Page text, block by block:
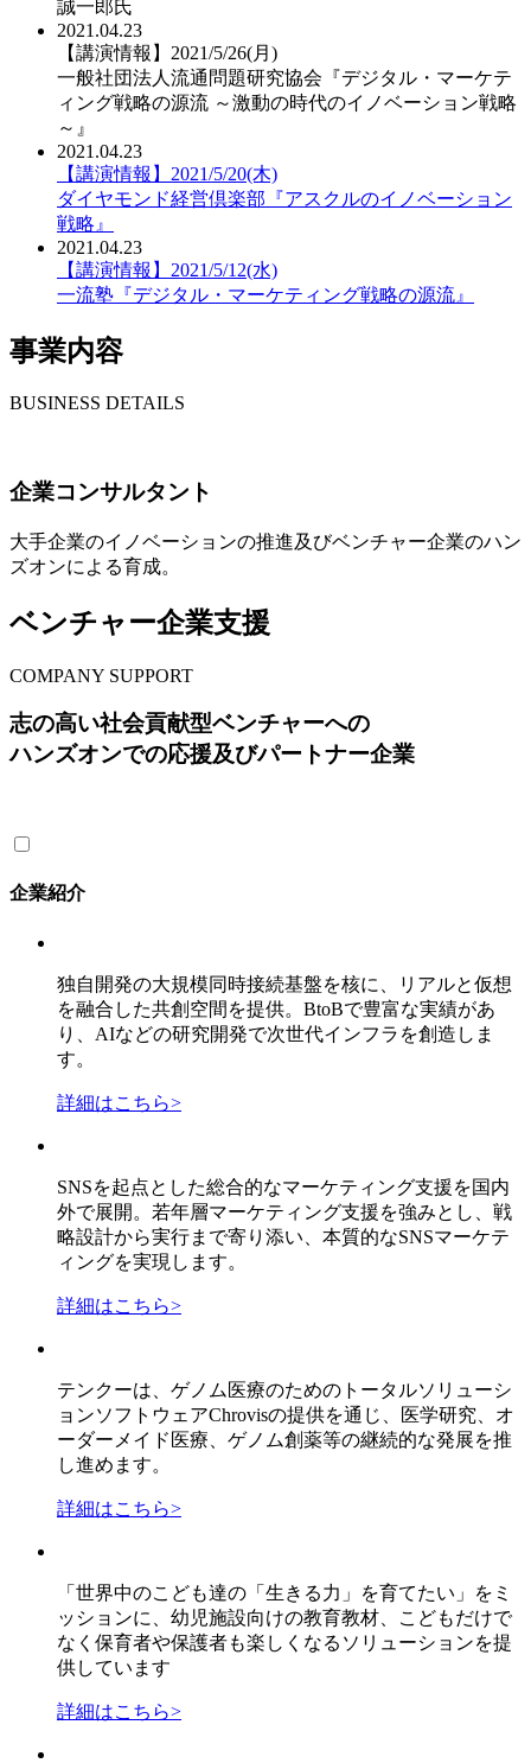
誠一郎氏
2021.04.23
【講演情報】2021/5/26(月)
一般社団法人流通問題研究協会『デジタル・マーケテ
ィング戦略の源流 ～激動の時代のイノベーション戦略
～』
2021.04.23
【講演情報】2021/5/20(木)
ダイヤモンド経営倶楽部『アスクルのイノベーション
戦略』
2021.04.23
【講演情報】2021/5/12(水)
一流塾『デジタル・マーケティング戦略の源流』
事業内容
BUSINESS DETAILS
企業コンサルタント
大手企業のイノベーションの推進及びベンチャー企業のハン
ズオンによる育成。
ベンチャー企業支援
COMPANY SUPPORT
志の高い社会貢献型ベンチャーへの
ハンズオンでの応援及びパートナー企業
企業紹介
独自開発の大規模同時接続基盤を核に、リアルと仮想
を融合した共創空間を提供。BtoBで豊富な実績があ
り、AIなどの研究開発で次世代インフラを創造しま
す。
詳細はこちら>
SNSを起点とした総合的なマーケティング支援を国内
外で展開。若年層マーケティング支援を強みとし、戦
略設計から実行まで寄り添い、本質的なSNSマーケテ
ィングを実現します。
詳細はこちら>
テンクーは、ゲノム医療のためのトータルソリューシ
ョンソフトウェアChrovisの提供を通じ、医学研究、オ
ーダーメイド医療、ゲノム創薬等の継続的な発展を推
し進めます。
詳細はこちら>
「世界中のこども達の「生きる力」を育てたい」をミ
ッションに、幼児施設向けの教育教材、こどもだけで
なく保育者や保護者も楽しくなるソリューションを提
供しています
詳細はこちら>